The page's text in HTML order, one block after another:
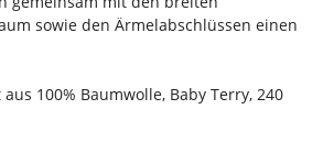
sowie den Ärmelabschlüssen einen
100% Baumwolle, Baby Terry, 240